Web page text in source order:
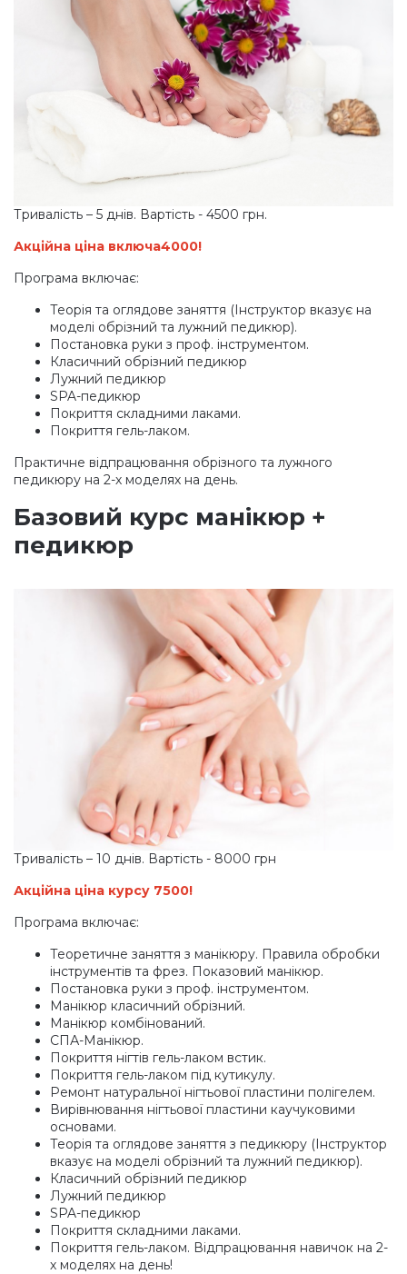
Тривалість – 5 днів. Вартість - 4500 грн.
Акційна ціна включа4000!
Програма включає:
Теорія та оглядове заняття (Інструктор вказує на
моделі обрізний та лужний педикюр).
Постановка руки з проф. інструментом.
Класичний обрізний педикюр
Лужний педикюр
SPA-педикюр
Покриття складними лаками.
Покриття гель-лаком.
Практичне відпрацювання обрізного та лужного
педикюру на 2-х моделях на день.
Базовий курс манікюр +
педикюр
Тривалість – 10 днів. Вартість - 8000 грн
Акційна ціна курсу 7500!
Програма включає:
Теоретичне заняття з манікюру. Правила обробки
інструментів та фрез. Показовий манікюр.
Постановка руки з проф. інструментом.
Манікюр класичний обрізний.
Манікюр комбінований.
СПА-Манікюр.
Покриття нігтів гель-лаком встик.
Покриття гель-лаком під кутикулу.
Ремонт натуральної нігтьової пластини полігелем.
Вирівнювання нігтьової пластини каучуковими
основами.
Теорія та оглядове заняття з педикюру (Інструктор
вказує на моделі обрізний та лужний педикюр).
Класичний обрізний педикюр
Лужний педикюр
SPA-педикюр
Покриття складними лаками.
Покриття гель-лаком. Відпрацювання навичок на 2-
х моделях на день!